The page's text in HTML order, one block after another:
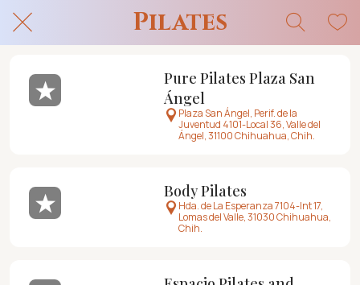
Pilates
Pure Pilates Plaza San
Ángel
Plaza San Ángel, Perif. de la
Juventud 4101-Local 36, Valle del
Ángel, 31100 Chihuahua, Chih.
Body Pilates
Hda. de La Esperanza 7104-Int 17,
Lomas del Valle, 31030 Chihuahua,
Chih.